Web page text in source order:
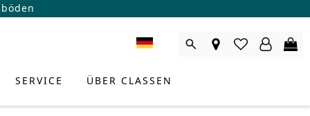
SERVICE ÜBER CLASSEN